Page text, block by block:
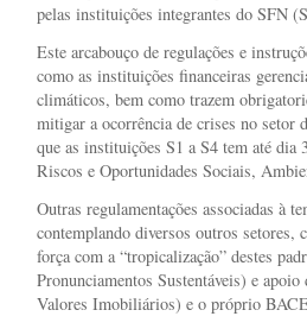
pelas instituições integrantes do SFN
Este arcabouço de regulações e
como as instituições financeiras
climáticos, bem como trazem
mitigar a ocorrência de crises no setor
que as instituições S1 a S4 tem até
Riscos e Oportunidades Sociais,
Outras regulamentações associadas à
contemplando diversos outros setores,
força com a “tropicalização” destes
Pronunciamentos Sustentáveis) e
Valores Imobiliários) e o próprio